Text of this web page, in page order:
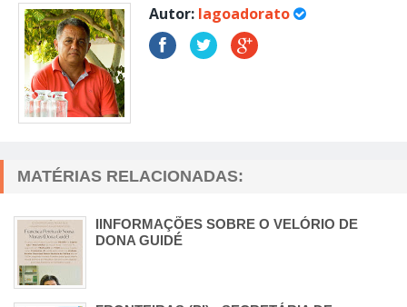
Autor: lagoadorato
MATÉRIAS RELACIONADAS:
IINFORMAÇÕES SOBRE O VELÓRIO DE
DONA GUIDÉ